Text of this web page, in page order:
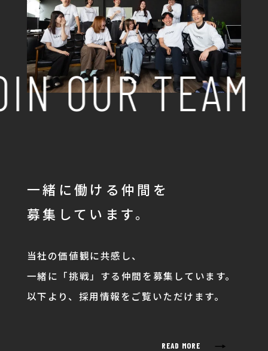
OUR TEAM
一緒に働ける仲間を
募集しています。
当社の価値観に共感し、
一緒に「挑戦」する仲間を募集しています。
以下より、採用情報をご覧いただけます。
READ MORE →